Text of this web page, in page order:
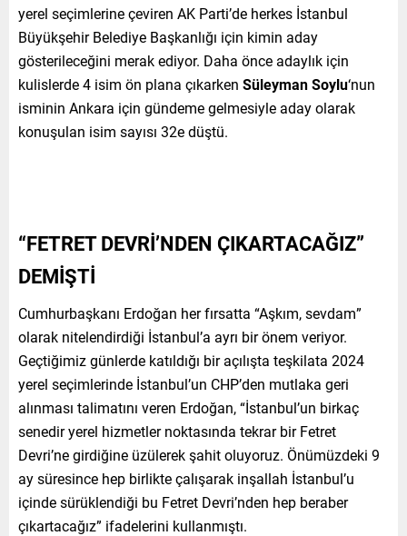
yerel seçimlerine çeviren AK Parti’de herkes İstanbul
Büyükşehir Belediye Başkanlığı için kimin aday
gösterileceğini merak ediyor. Daha önce adaylık için
kulislerde 4 isim ön plana çıkarken Süleyman Soylu‘nun
isminin Ankara için gündeme gelmesiyle aday olarak
konuşulan isim sayısı 32e düştü.
“FETRET DEVRİ’NDEN ÇIKARTACAĞIZ”
DEMİŞTİ
Cumhurbaşkanı Erdoğan her fırsatta “Aşkım, sevdam”
olarak nitelendirdiği İstanbul’a ayrı bir önem veriyor.
Geçtiğimiz günlerde katıldığı bir açılışta teşkilata 2024
yerel seçimlerinde İstanbul’un CHP’den mutlaka geri
alınması talimatını veren Erdoğan, “İstanbul’un birkaç
senedir yerel hizmetler noktasında tekrar bir Fetret
Devri’ne girdiğine üzülerek şahit oluyoruz. Önümüzdeki 9
ay süresince hep birlikte çalışarak inşallah İstanbul’u
içinde sürüklendiği bu Fetret Devri’nden hep beraber
çıkartacağız” ifadelerini kullanmıştı.